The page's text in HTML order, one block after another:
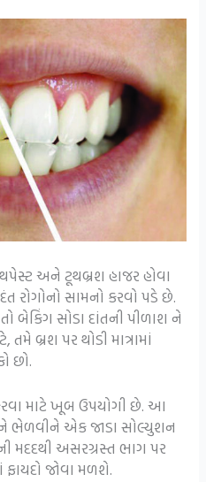
અને ટૂથબ્રશ હાજર હોવા
રોગોનો સામનો કરવો પડે છે.
બેકિંગ સોડા દાંતની પીળાશ ને
બ્રશ પર થોડી માત્રામાં
છો.
માટે ખૂબ ઉપયોગી છે. આ
ભેળવીને એક જાડા સોલ્યુશન
મદદથી અસરગ્રસ્ત ભાગ પર
જોવા મળશે.